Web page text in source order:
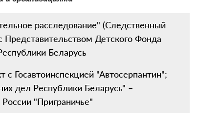
расследование" (Следственный
Детского Фонда
Беларусь
с Госавтоинспекцией "Автосерпантин";
дел Республики Беларусь" –
"Приграничье"